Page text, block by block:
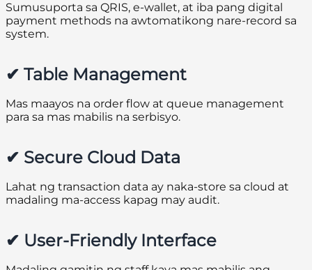
Sumusuporta sa QRIS, e-wallet, at iba pang digital
payment methods na awtomatikong nare-record sa
system.
✔ Table Management
Mas maayos na order flow at queue management
para sa mas mabilis na serbisyo.
✔ Secure Cloud Data
Lahat ng transaction data ay naka-store sa cloud at
madaling ma-access kapag may audit.
✔ User-Friendly Interface